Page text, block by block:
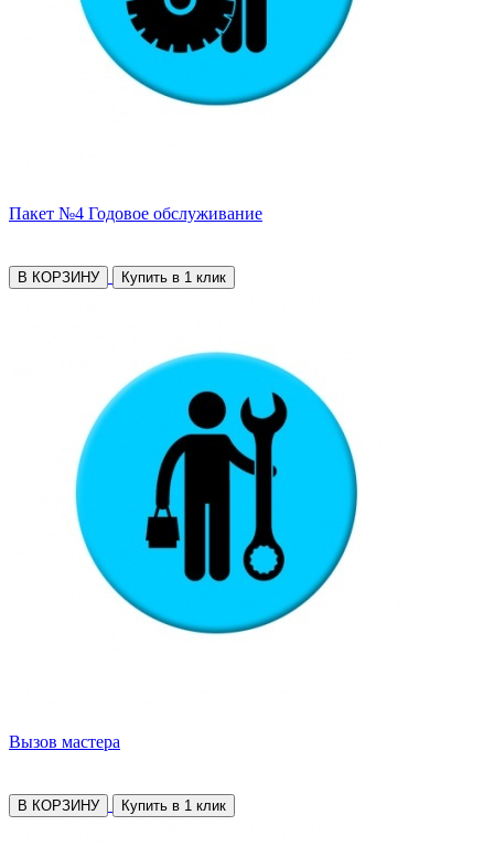
Пакет №4 Годовое обслуживание
В КОРЗИНУ Купить в 1 клик
Вызов мастера
В КОРЗИНУ Купить в 1 клик